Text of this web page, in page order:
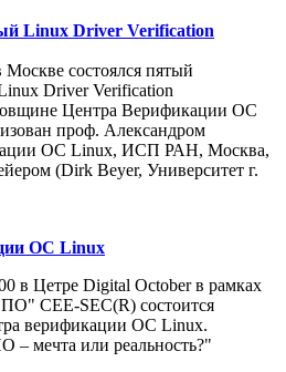
Linux Driver Verification
Москве состоялся пятый
Driver Verification
Центра Верификации ОС
проф. Александром
ОС Linux, ИСП РАН, Москва,
(Dirk Beyer, Университет г.
ОС Linux
в Цетре Digital October в рамках
CEE-SEC(R) состоится
верификации ОС Linux.
– мечта или реальность?"